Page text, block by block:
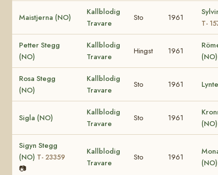
Maistjerna (NO)
Kallblodig
Travare
Sto 1961
T-
Petter Stegg
(NO)
Kallblodig
Travare
Hingst 1961
(NO)
Rosa Stegg
(NO)
Kallblodig
Travare
Sto 1961
Sigla (NO)
Kallblodig
Travare
Sto 1961
Sigyn Stegg
(NO) T- 23359
📷
Kallblodig
Travare
Sto 1961